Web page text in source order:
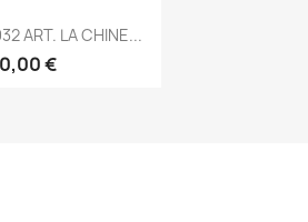
rapide
ART. LA CHINE...
€